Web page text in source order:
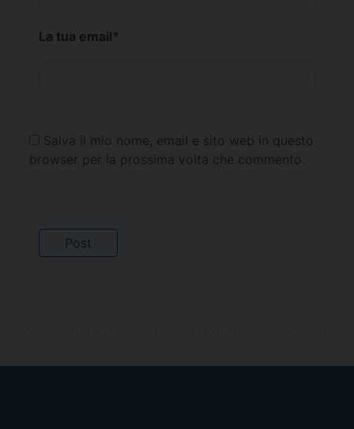
La tua email*
Salva il mio nome, email e sito web in questo
browser per la prossima volta che commento.